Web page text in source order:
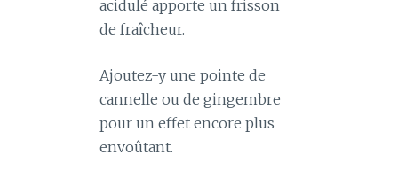
acidulé apporte un frisson
de fraîcheur.
Ajoutez-y une pointe de
cannelle ou de gingembre
pour un effet encore plus
envoûtant.